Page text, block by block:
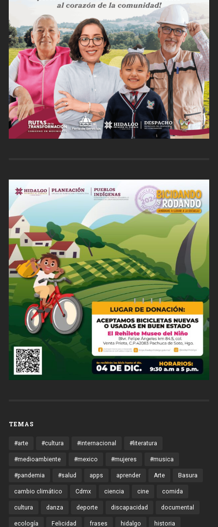
TEMAS
#arte #cultura #internacional #literatura
#medioambiente #mexico #mujeres #musica
#pandemia #salud apps aprender Arte Basura
cambio climático Cdmx ciencia cine comida
cultura danza deporte discapacidad documental
ecología Felicidad frases hidalgo historia